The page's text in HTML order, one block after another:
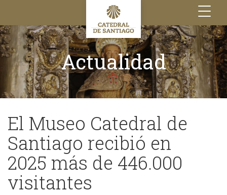
Toggle
navigation
Actualidad
El Museo Catedral de
Santiago recibió en
2025 más de 446.000
visitantes